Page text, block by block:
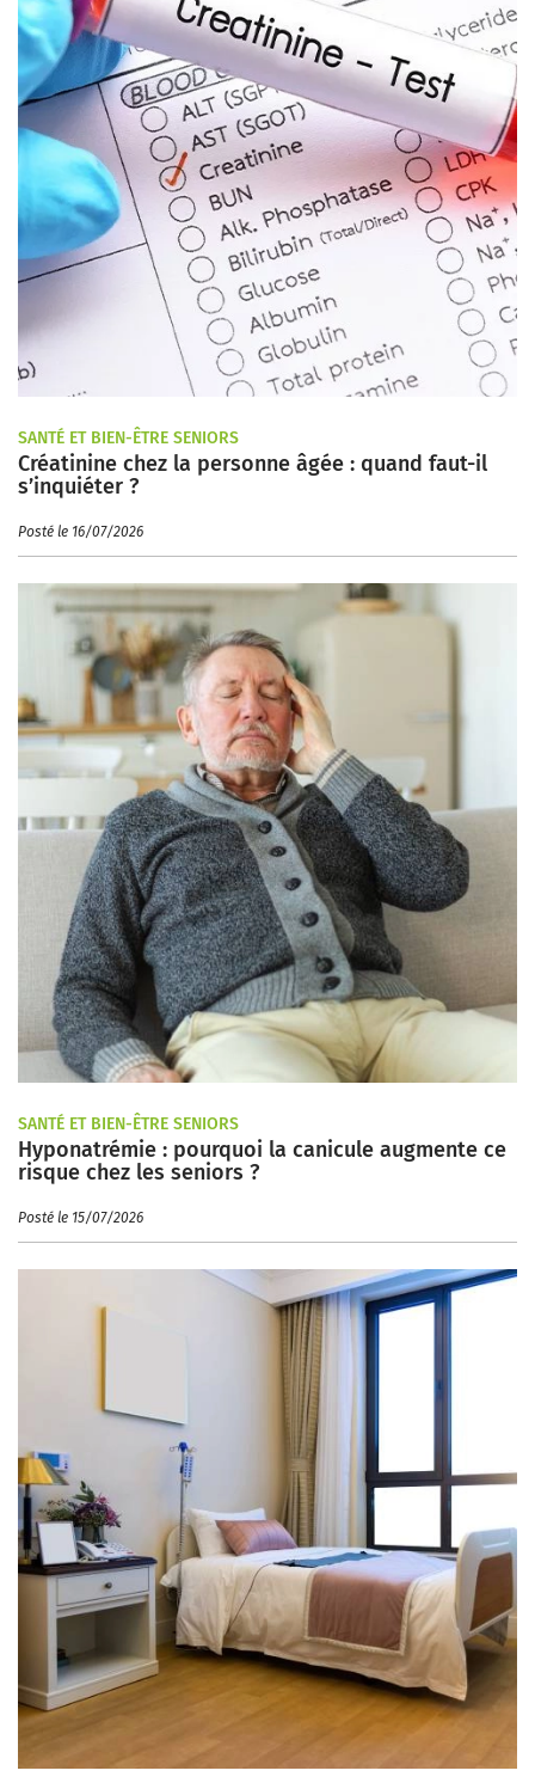
SANTÉ ET BIEN-ÊTRE SENIORS
Créatinine chez la personne âgée : quand faut-il
s’inquiéter ?
Posté le 16/07/2026
SANTÉ ET BIEN-ÊTRE SENIORS
Hyponatrémie : pourquoi la canicule augmente ce
risque chez les seniors ?
Posté le 15/07/2026